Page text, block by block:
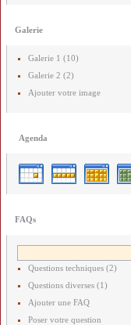
Galerie
Galerie 1 (10)
Galerie 2 (2)
Ajouter votre image
Agenda
FAQs
Questions techniques (2)
Questions diverses (1)
Ajouter une FAQ
Poser votre question